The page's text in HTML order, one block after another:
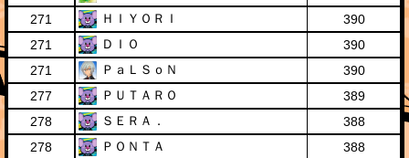
271
ＨＩＹＯＲＩ
390
271
ＤＩＯ
390
271
ＰａＬＳｏＮ
390
277
ＰＵＴＡＲＯ
389
278
ＳＥＲＡ．
388
278
ＰＯＮＴＡ
388